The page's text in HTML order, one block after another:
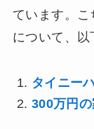
ています。
について、以
タイニー
300万円